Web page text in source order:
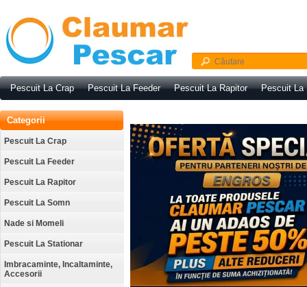
Pescuit La Crap Pescuit La Feeder Pescuit La Rapitor Pescuit La
Categorii
Pescuit La Crap
Pescuit La Feeder
Pescuit La Rapitor
Pescuit La Somn
Nade si Momeli
Pescuit La Stationar
Imbracaminte, Incaltaminte,
Accesorii